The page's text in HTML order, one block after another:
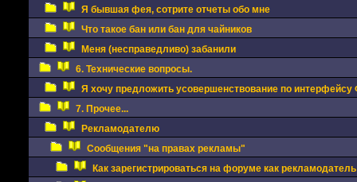
Я бывшая фея, сотрите отчеты обо мне
Что такое бан или бан для чайников
Меня (несправедливо) забанили
6. Технические вопросы.
Я хочу предложить усовершенствование по интерфейсу
7. Прочее...
Рекламодателю
Сообщения "на правах рекламы"
Как зарегистрироваться на форуме как рекламодатель